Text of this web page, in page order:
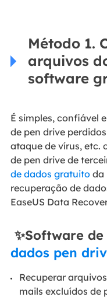
Método 1.
arquivos
software
É simples, confiável
de pen drive
ataque de vírus, etc.
de pen drive de
de dados gratuitoda
recuperação de
EaseUS Data
✨Software de
dados pen
Recuperar
mails excluídos de